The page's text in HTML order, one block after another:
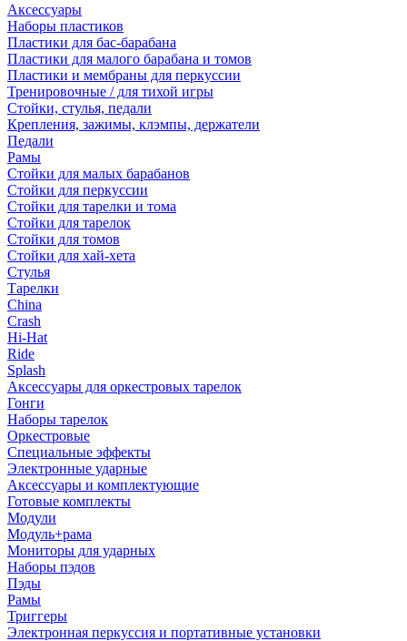
Аксессуары
Наборы пластиков
Пластики для бас-барабана
Пластики для малого барабана и томов
Пластики и мембраны для перкуссии
Тренировочные / для тихой игры
Стойки, стулья, педали
Крепления, зажимы, клэмпы, держатели
Педали
Рамы
Стойки для малых барабанов
Стойки для перкуссии
Стойки для тарелки и тома
Стойки для тарелок
Стойки для томов
Стойки для хай-хета
Стулья
Тарелки
China
Crash
Hi-Hat
Ride
Splash
Аксессуары для оркестровых тарелок
Гонги
Наборы тарелок
Оркестровые
Специальные эффекты
Электронные ударные
Аксессуары и комплектующие
Готовые комплекты
Модули
Модуль+рама
Мониторы для ударных
Наборы пэдов
Пэды
Рамы
Триггеры
Электронная перкуссия и портативные установки